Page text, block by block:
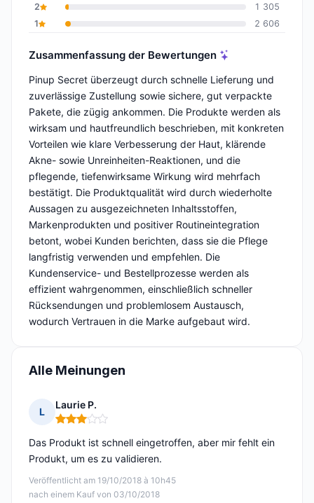
2
1 305
1
2 606
Zusammenfassung der Bewertungen
Pinup Secret überzeugt durch schnelle Lieferung und
zuverlässige Zustellung sowie sichere, gut verpackte
Pakete, die zügig ankommen. Die Produkte werden als
wirksam und hautfreundlich beschrieben, mit konkreten
Vorteilen wie klare Verbesserung der Haut, klärende
Akne- sowie Unreinheiten-Reaktionen, und die
pflegende, tiefenwirksame Wirkung wird mehrfach
bestätigt. Die Produktqualität wird durch wiederholte
Aussagen zu ausgezeichneten Inhaltsstoffen,
Markenprodukten und positiver Routineintegration
betont, wobei Kunden berichten, dass sie die Pflege
langfristig verwenden und empfehlen. Die
Kundenservice- und Bestellprozesse werden als
effizient wahrgenommen, einschließlich schneller
Rücksendungen und problemlosem Austausch,
wodurch Vertrauen in die Marke aufgebaut wird.
Alle Meinungen
L
Laurie P.
Hinweis: 3 von 5
Veröffentlicht am 19/10/2018 à 10h45
nach einem Kauf von 03/10/2018
Das Produkt ist schnell eingetroffen, aber mir fehlt ein
Produkt, um es zu validieren.